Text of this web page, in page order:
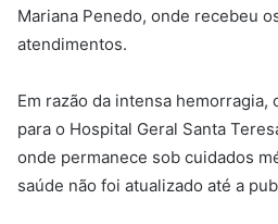
Mariana Penedo, onde recebeu
atendimentos.
Em razão da intensa
para o Hospital Geral Santa
onde permanece sob cuidados
saúde não foi atualizado até a